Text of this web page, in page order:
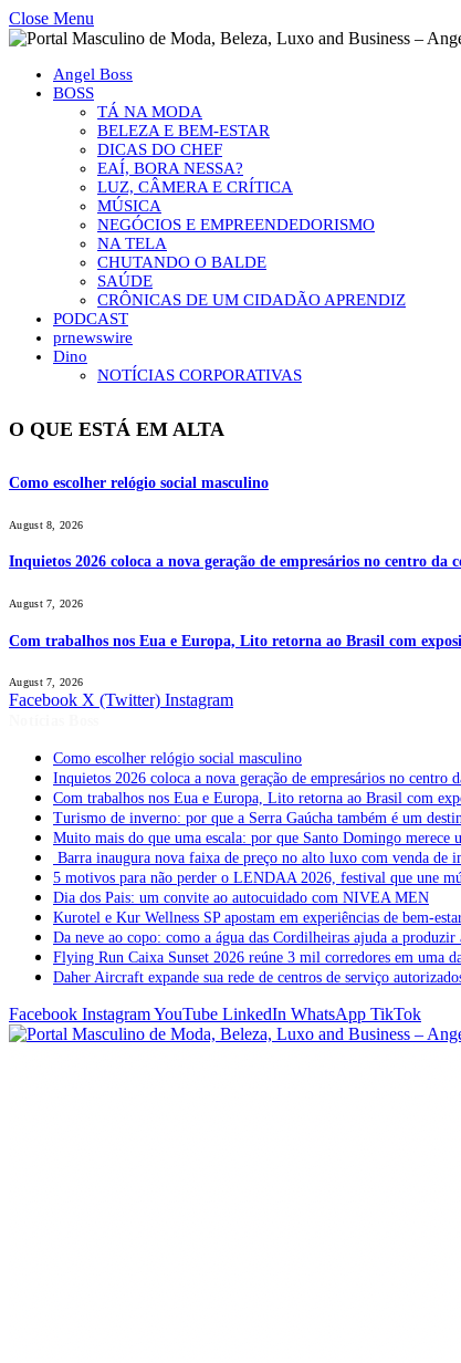
Close Menu
Angel Boss
BOSS
TÁ NA MODA
BELEZA E BEM-ESTAR
DICAS DO CHEF
EAÍ, BORA NESSA?
LUZ, CÂMERA E CRÍTICA
MÚSICA
NEGÓCIOS E EMPREENDEDORISMO
NA TELA
CHUTANDO O BALDE
SAÚDE
CRÔNICAS DE UM CIDADÃO APRENDIZ
PODCAST
prnewswire
Dino
NOTÍCIAS CORPORATIVAS
O QUE ESTÁ EM ALTA
Como escolher relógio social masculino
August 8, 2026
Inquietos 2026 coloca a nova geração de empresários no centro da
August 7, 2026
Com trabalhos nos Eua e Europa, Lito retorna ao Brasil com
August 7, 2026
Facebook X (Twitter) Instagram
Como escolher relógio social masculino
Inquietos 2026 coloca a nova geração de empresários no centro
Com trabalhos nos Eua e Europa, Lito retorna ao Brasil com
Turismo de inverno: por que a Serra Gaúcha também é um
Muito mais do que uma escala: por que Santo Domingo merece
Barra inaugura nova faixa de preço no alto luxo com venda de
5 motivos para não perder o LENDAA 2026, festival que une
Dia dos Pais: um convite ao autocuidado com NIVEA MEN
Kurotel e Kur Wellness SP apostam em experiências de bem-
Da neve ao copo: como a água das Cordilheiras ajuda a produzir
Flying Run Caixa Sunset 2026 reúne 3 mil corredores em uma
Daher Aircraft expande sua rede de centros de serviço
Facebook InstagramYouTube LinkedIn WhatsApp TikTok